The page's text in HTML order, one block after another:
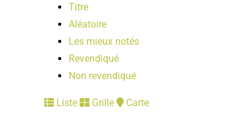
Titre
Aléatoire
Les mieux notés
Revendiqué
Non revendiqué
Liste Grille Carte